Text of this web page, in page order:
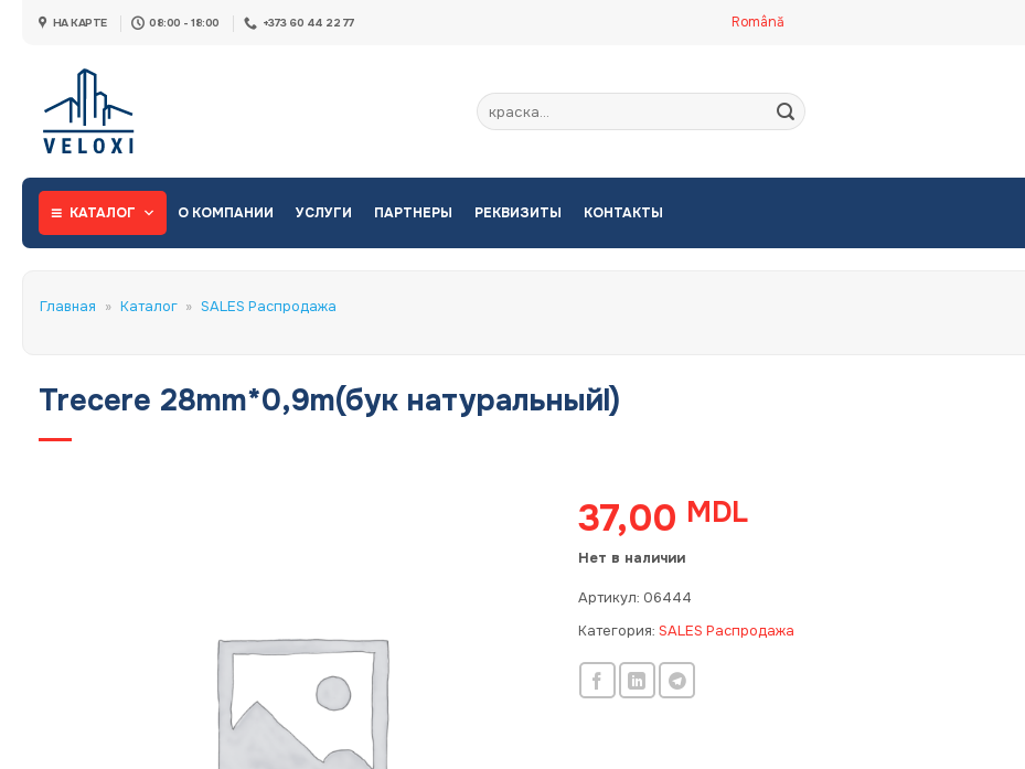
НА КАРТЕ 08:00 - 18:00 +373 60 44 22 77 Română
Искать:
КАТАЛОГ О КОМПАНИИ УСЛУГИ ПАРТНЕРЫ РЕКВИЗИТЫ КОНТАКТЫ
Главная » Каталог » SALES Распродажа
Trecere 28mm*0,9m(бук натуральныйl)
37,00 MDL
Нет в наличии
Артикул: 06444
Категория: SALES Распродажа